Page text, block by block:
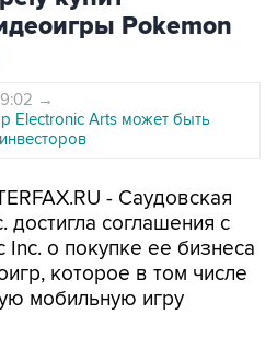
Pokemon
→
Electronic Arts может быть
- Саудовская
достигла соглашения с
Inc. о покупке ее бизнеса
которое в том числе
мобильную игру